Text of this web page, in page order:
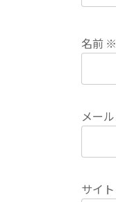
名前 ※
メール
サイト